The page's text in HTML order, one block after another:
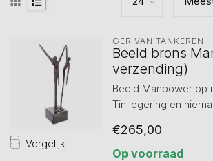
Vergelijk
GER VAN TANKEREN
Beeld brons
verzending)
Beeld Manpower op
Tin legering en
€265,00
Op voorraad